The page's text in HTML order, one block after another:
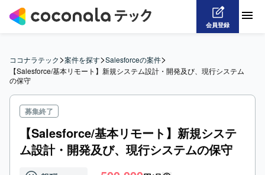
会員登録
ココナラテック>案件を探す>Salesforceの案件>
【Salesforce/基本リモート】新規システム設計・開発及び、現行システム
の保守
募集終了
【Salesforce/基本リモート】新規システ
ム設計・開発及び、現行システムの保守